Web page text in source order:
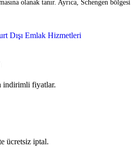
olanak tanır. Ayrıca, Schengen bölgesi
indirimli fiyatlar.
ücretsiz iptal.